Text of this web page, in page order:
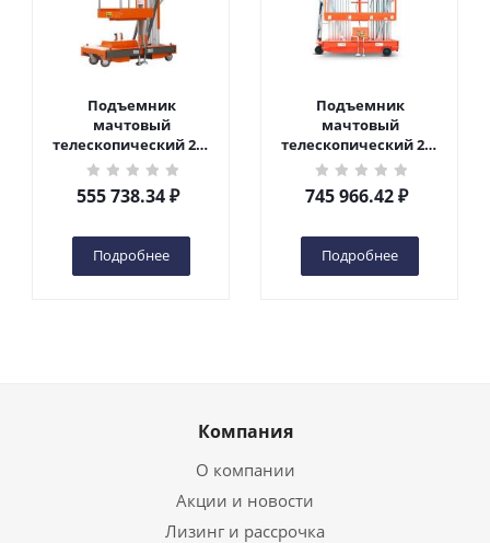
Подъемник
мачтовый
телескопический 200
кг 6 м TOR GTWY6-200S
DC 2-мачтовый
(автономный) (G) в
555 738.34₽
Подробнее
Подъемник
мачтовый
телескопический 200
кг 10 м TOR GTWY10-
200S DC 2-мачтовый
(автономный) (N) в
745 966.42₽
Подробнее
Компания
О компании
Акции и новости
Лизинг и рассрочка